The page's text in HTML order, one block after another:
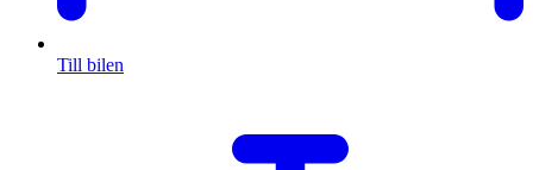
Till bilen